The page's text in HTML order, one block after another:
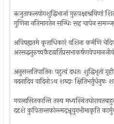
ऋजुताफलयोगशुद्धिभाजां गुरुपक्षाश्रयिणां
गुणिना नतिमागतेन सन्धिः सह चापेन
अविषह्यतमे कृताधिकारं वशिना कर्मणि
अनुसन्ततिपातिनः पटुत्वं दधतः शुद्धिभृतो
वदनादिव वादिनोऽथ शब्दाः क्षितिभर्तुर्धनुषः
गवलासितकान्ति तस्य
ददृशे कुपितान्तकोन्न्मद्भ्रूयुगभीमाकृति